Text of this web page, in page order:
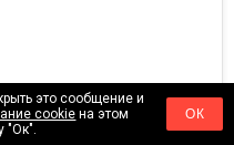
это сообщение и
cookie на этом
"Ок".
ОК